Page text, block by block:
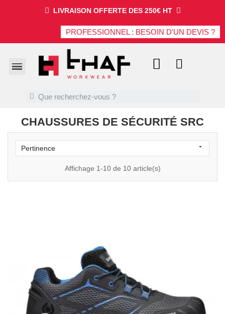
LIVRAISON OFFERTE DES 250€ HT
PROFESSIONNEL : BESOIN D'UN DEVIS ?
CHAUSSURES DE SÉCURITÉ SRC
Pertinence 
Affichage 1-10 de 10 article(s)